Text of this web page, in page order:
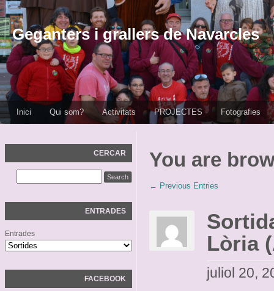
Geganters i grallers de Navarcles
Inici Qui som? Activitats PROJECTES Fotografies
CERCAR
ENTRADES
Entrades
FACEBOOK
You are
← Previous Entries
Lòria
juliol 20,